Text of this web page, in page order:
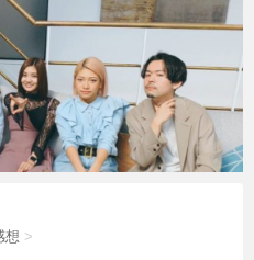
想 >